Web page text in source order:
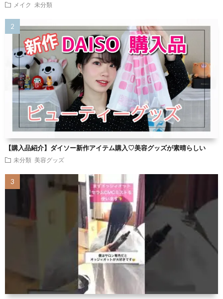
メイク 未分類
【購入品紹介】ダイソー新作アイテム購入♡美容グッズが素晴らしい
未分類 美容グッズ